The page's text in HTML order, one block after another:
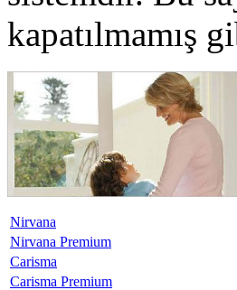
kapatılmamış
Nirvana
Nirvana Premium
Carisma
Carisma Premium